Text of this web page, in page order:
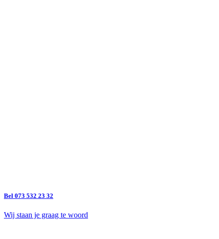
Bel 073 532 23 32
Wij staan je graag te woord